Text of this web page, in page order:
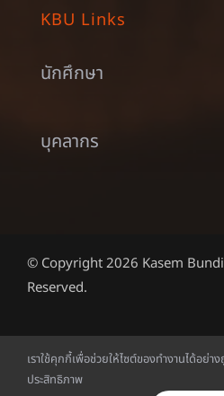
KBU Links
นักศึกษา
บุคลากร
© Copyright 2026 Kasem
Reserved.
เราใช้คุกกี้เพื่อช่วยให้ไซต์ของทำงานได้อย่า
ประสิทธิภาพ